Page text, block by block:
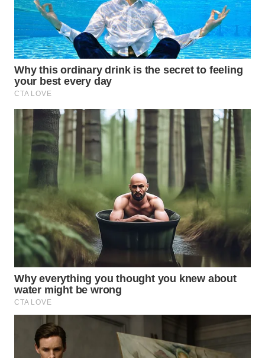
WN
LABUHANBATU
WN
TAPANULI
TENGAH
WN DELI
SERDANG
TINGGI
WN
PAKPAK
WN
KARAWANG
WN
BEKASI
WN